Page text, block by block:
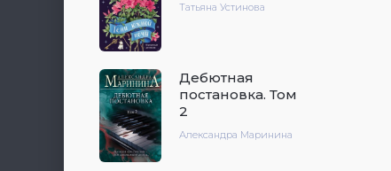
Татьяна Устинова
Дебютная
постановка. Том
2
Александра Маринина